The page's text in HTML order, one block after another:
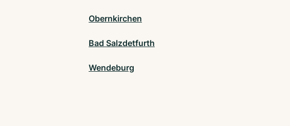
Obernkirchen
Bad Salzdetfurth
Wendeburg